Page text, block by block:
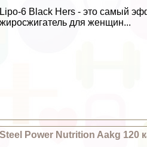
Lipo-6 Black Hers - это самый
жиросжигатель для женщин...
Steel Power Nutrition Aakg 120